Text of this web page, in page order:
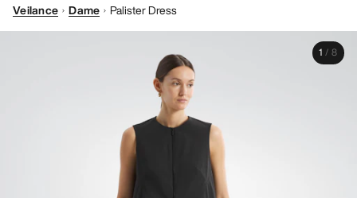
DAMER
Veilance Dame Palister Dress
1 / 8